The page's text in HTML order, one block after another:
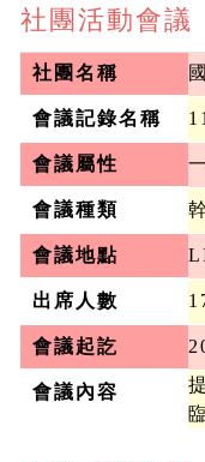
社團活動會議
社團名稱
會議記錄名稱
會議屬性
會議種類
會議地點
出席人數
會議起訖
會議內容
提